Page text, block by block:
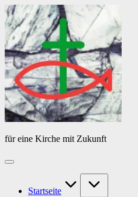
Skip
to
content
von
für eine Kirche mit Zukunft
Startseite